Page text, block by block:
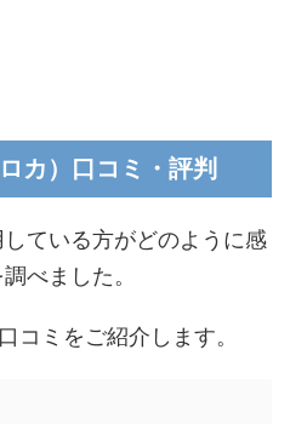
カ）口コミ・評判
ている方がどのように感
べました。
コミをご紹介します。